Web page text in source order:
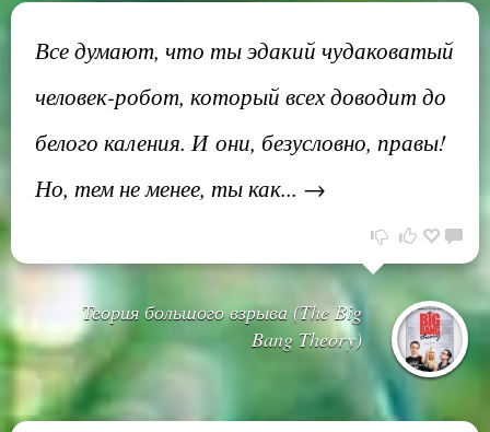
Все думают, что ты эдакий чудаковатый
человек-робот, который всех доводит до
белого каления. И они, безусловно, правы!
Но, тем не менее, ты как... →
Теория большого взрыва (The Big
Bang Theory)